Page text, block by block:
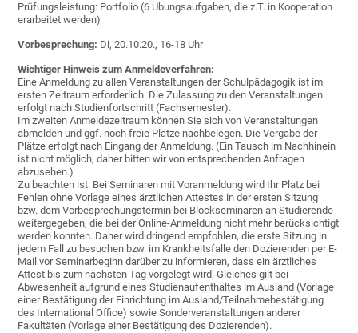
Prüfungsleistung: Portfolio (6 Übungsaufgaben, die z.T. in Kooperation
erarbeitet werden)
Vorbesprechung: Di, 20.10.20., 16-18 Uhr
Wichtiger Hinweis zum Anmeldeverfahren:
Eine Anmeldung zu allen Veranstaltungen der Schulpädagogik ist im
ersten Zeitraum erforderlich. Die Zulassung zu den Veranstaltungen
erfolgt nach Studienfortschritt (Fachsemester).
Im zweiten Anmeldezeitraum können Sie sich von Veranstaltungen
abmelden und ggf. noch freie Plätze nachbelegen. Die Vergabe der
Plätze erfolgt nach Eingang der Anmeldung. (Ein Tausch im Nachhinein
ist nicht möglich, daher bitten wir von entsprechenden Anfragen
abzusehen.)
Zu beachten ist: Bei Seminaren mit Voranmeldung wird Ihr Platz bei
Fehlen ohne Vorlage eines ärztlichen Attestes in der ersten Sitzung
bzw. dem Vorbesprechungstermin bei Blockseminaren an Studierende
weitergegeben, die bei der Online-Anmeldung nicht mehr berücksichtigt
werden konnten. Daher wird dringend empfohlen, die erste Sitzung in
jedem Fall zu besuchen bzw. im Krankheitsfalle den Dozierenden per E-
Mail vor Seminarbeginn darüber zu informieren, dass ein ärztliches
Attest bis zum nächsten Tag vorgelegt wird. Gleiches gilt bei
Abwesenheit aufgrund eines Studienaufenthaltes im Ausland (Vorlage
einer Bestätigung der Einrichtung im Ausland/Teilnahmebestätigung
des International Office) sowie Sonderveranstaltungen anderer
Fakultäten (Vorlage einer Bestätigung des Dozierenden).